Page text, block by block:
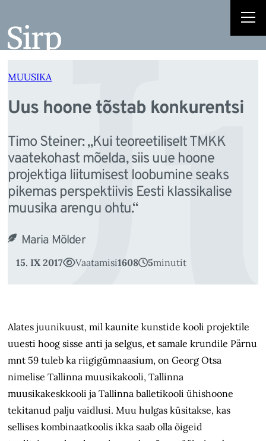
juurde
MUUSIKA
Uus hoone tõstab konkurentsi
Timo Steiner: „Kui teoreetiliselt TMKK
vaatekohast mõelda, siis uue hoone
projektiga liitumisest loobumine seaks
pikemas perspektiivis Eesti klassikalise
muusika arengu ohtu.“
Maria Mölder
15. IX 2017 Vaatamisi1608 5minutit
Alates juunikuust, mil kaunite kunstide kooli projektile
uuesti hoog sisse anti ja selgus, et samale krundile Pärnu
mnt 59 tuleb ka riigigümnaasium, on Georg Otsa
nimelise Tallinna muusikakooli, Tallinna
muusikakeskkooli ja Tallinna balletikooli ühishoone
tekitanud palju vaidlusi. Muu hulgas küsitakse, kas
sellises kombinaatkoolis ikka saab olla õigeid